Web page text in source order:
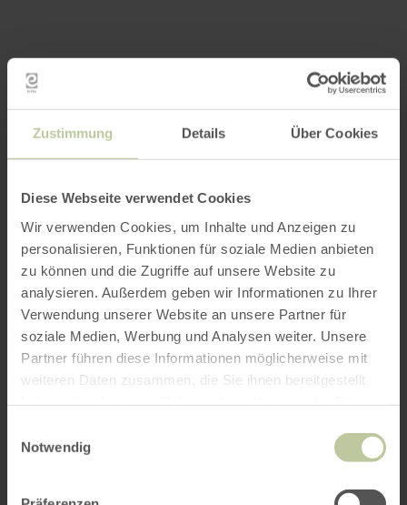
Zustimmung Details Über Cookies
Diese Webseite verwendet Cookies
Wir verwenden Cookies, um Inhalte und Anzeigen zu
personalisieren, Funktionen für soziale Medien anbieten
zu können und die Zugriffe auf unsere Website zu
analysieren. Außerdem geben wir Informationen zu Ihrer
Verwendung unserer Website an unsere Partner für
soziale Medien, Werbung und Analysen weiter. Unsere
Partner führen diese Informationen möglicherweise mit
weiteren Daten zusammen, die Sie ihnen bereitgestellt
Notwendig